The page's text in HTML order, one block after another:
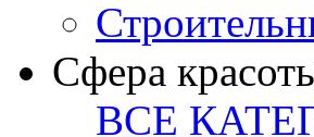
Сфера
ВСЕ